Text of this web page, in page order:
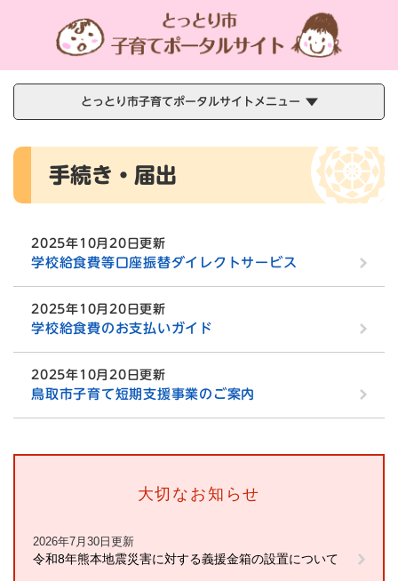
メニューを飛ばして本文へ
とっとり市子育てポータルサイトメニュー
本
手続き・届出
2025年10月20日更新
学校給食費等口座振替ダイレクトサービス
2025年10月20日更新
学校給食費のお支払いガイド
2025年10月20日更新
鳥取市子育て短期支援事業のご案内
大切なお知らせ
2026年7月30日更新
令和8年熊本地震災害に対する義援金箱の設置について